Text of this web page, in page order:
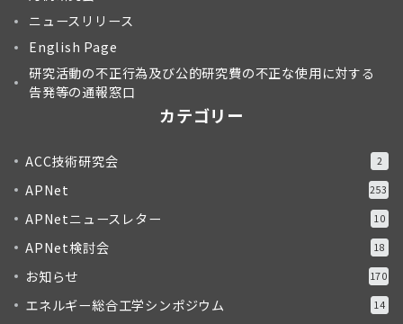
ニュースリリース
English Page
研究活動の不正行為及び公的研究費の不正な使用に対する
告発等の通報窓口
カテゴリー
ACC技術研究会 2
APNet 253
APNetニュースレター 10
APNet検討会 18
お知らせ 170
エネルギー総合工学シンポジウム 14